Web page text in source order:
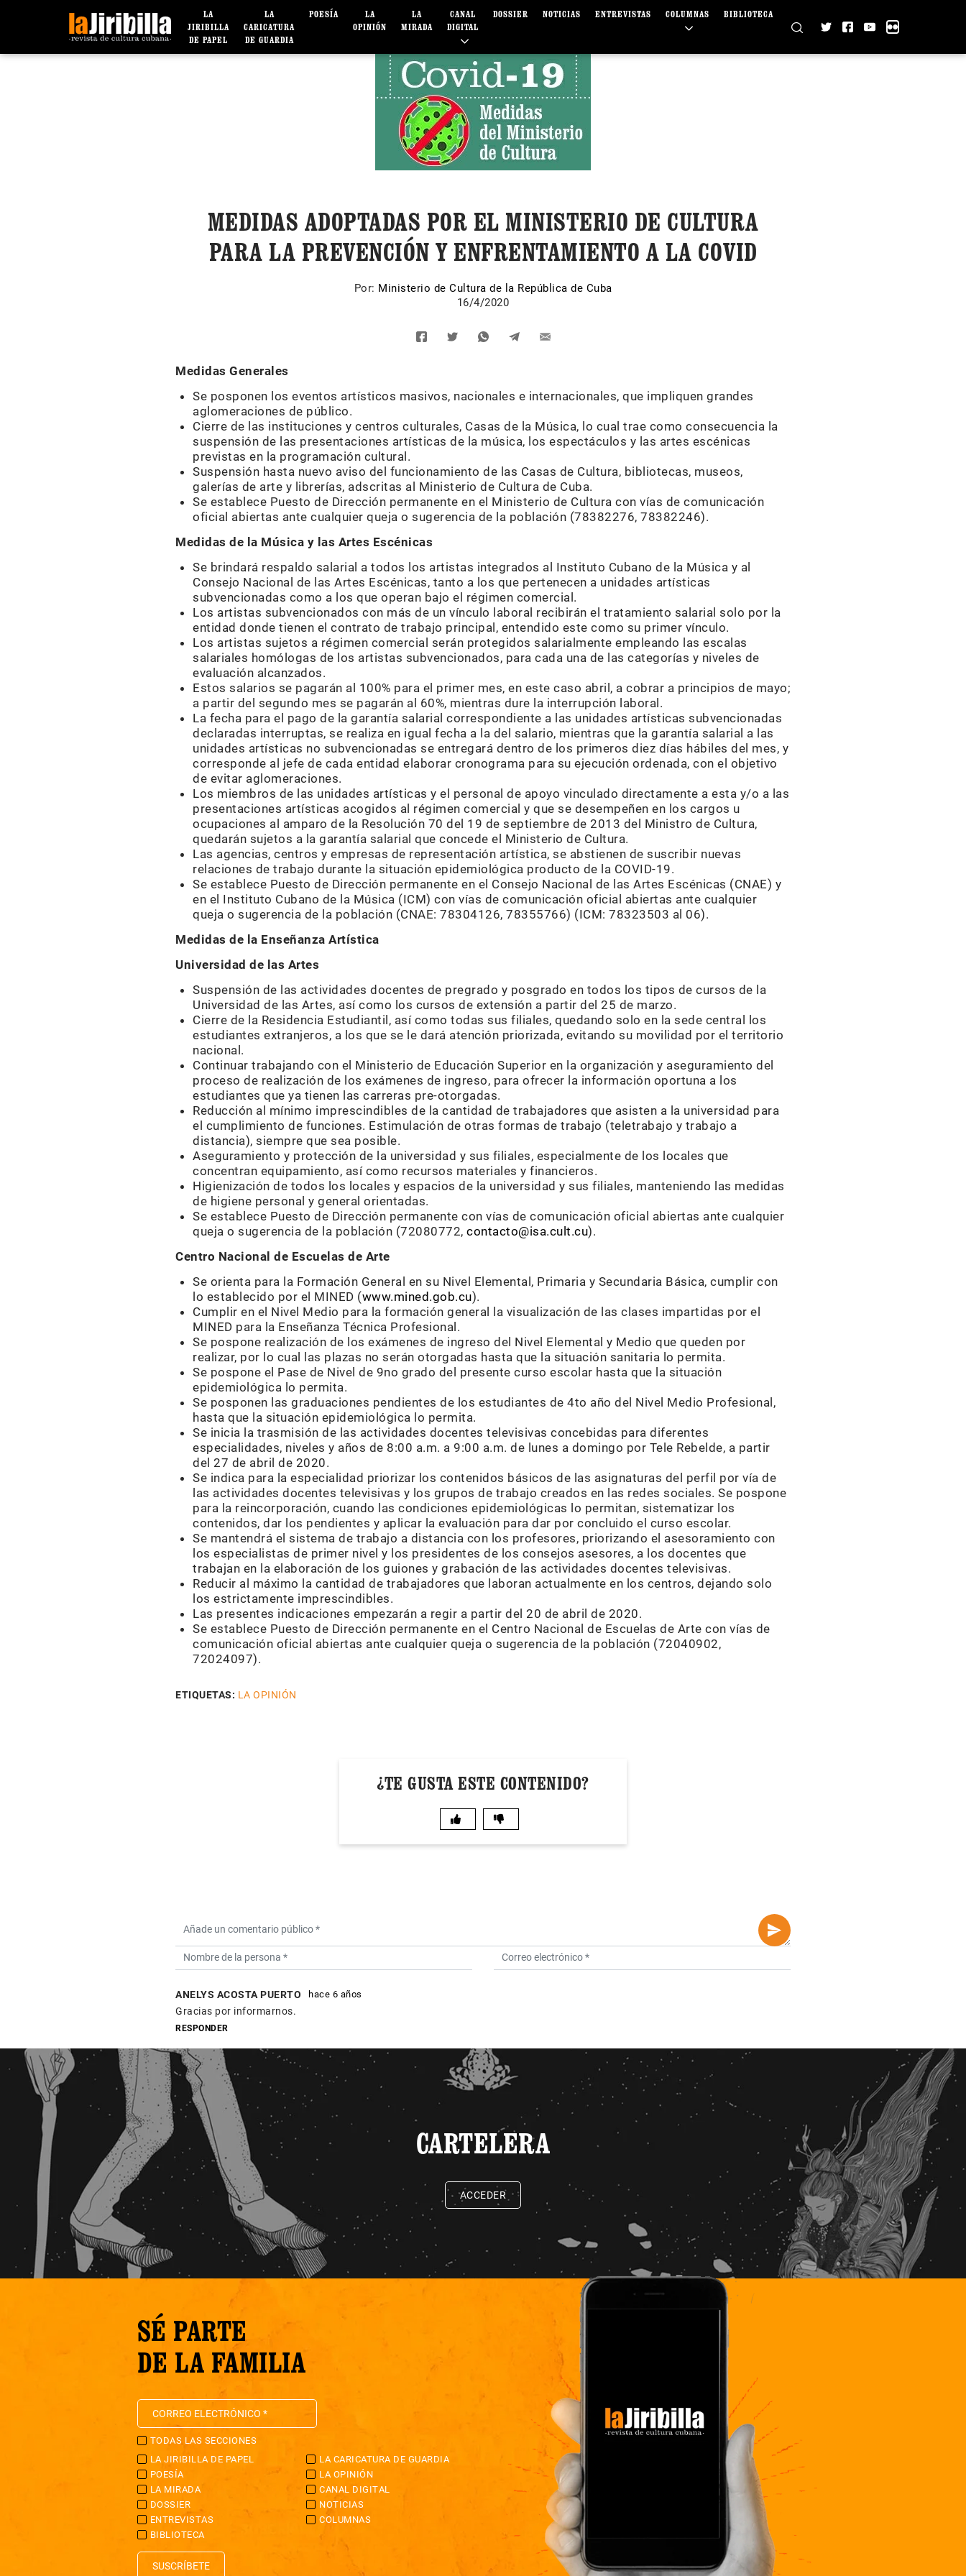
LA
JIRIBILLA
DE PAPEL
LA
CARICATURA
DE GUARDIA
POESÍA
LA
OPINIÓN
LA
MIRADA
CANAL
DIGITAL
DOSSIER NOTICIAS ENTREVISTAS COLUMNAS BIBLIOTECA
MEDIDAS ADOPTADAS POR EL MINISTERIO DE CULTURA
PARA LA PREVENCIÓN Y ENFRENTAMIENTO A LA COVID
Por: Ministerio de Cultura de la República de Cuba
16/4/2020
Medidas Generales
Se posponen los eventos artísticos masivos, nacionales e internacionales, que impliquen grandes
aglomeraciones de público.
Cierre de las instituciones y centros culturales, Casas de la Música, lo cual trae como consecuencia la
suspensión de las presentaciones artísticas de la música, los espectáculos y las artes escénicas
previstas en la programación cultural.
Suspensión hasta nuevo aviso del funcionamiento de las Casas de Cultura, bibliotecas, museos,
galerías de arte y librerías, adscritas al Ministerio de Cultura de Cuba.
Se establece Puesto de Dirección permanente en el Ministerio de Cultura con vías de comunicación
oficial abiertas ante cualquier queja o sugerencia de la población (78382276, 78382246).
Medidas de la Música y las Artes Escénicas
Se brindará respaldo salarial a todos los artistas integrados al Instituto Cubano de la Música y al
Consejo Nacional de las Artes Escénicas, tanto a los que pertenecen a unidades artísticas
subvencionadas como a los que operan bajo el régimen comercial.
Los artistas subvencionados con más de un vínculo laboral recibirán el tratamiento salarial solo por la
entidad donde tienen el contrato de trabajo principal, entendido este como su primer vínculo.
Los artistas sujetos a régimen comercial serán protegidos salarialmente empleando las escalas
salariales homólogas de los artistas subvencionados, para cada una de las categorías y niveles de
evaluación alcanzados.
Estos salarios se pagarán al 100% para el primer mes, en este caso abril, a cobrar a principios de mayo;
a partir del segundo mes se pagarán al 60%, mientras dure la interrupción laboral.
La fecha para el pago de la garantía salarial correspondiente a las unidades artísticas subvencionadas
declaradas interruptas, se realiza en igual fecha a la del salario, mientras que la garantía salarial a las
unidades artísticas no subvencionadas se entregará dentro de los primeros diez días hábiles del mes, y
corresponde al jefe de cada entidad elaborar cronograma para su ejecución ordenada, con el objetivo
de evitar aglomeraciones.
Los miembros de las unidades artísticas y el personal de apoyo vinculado directamente a esta y/o a las
presentaciones artísticas acogidos al régimen comercial y que se desempeñen en los cargos u
ocupaciones al amparo de la Resolución 70 del 19 de septiembre de 2013 del Ministro de Cultura,
quedarán sujetos a la garantía salarial que concede el Ministerio de Cultura.
Las agencias, centros y empresas de representación artística, se abstienen de suscribir nuevas
relaciones de trabajo durante la situación epidemiológica producto de la COVID-19.
Se establece Puesto de Dirección permanente en el Consejo Nacional de las Artes Escénicas (CNAE) y
en el Instituto Cubano de la Música (ICM) con vías de comunicación oficial abiertas ante cualquier
queja o sugerencia de la población (CNAE: 78304126, 78355766) (ICM: 78323503 al 06).
Medidas de la Enseñanza Artística
Universidad de las Artes
Suspensión de las actividades docentes de pregrado y posgrado en todos los tipos de cursos de la
Universidad de las Artes, así como los cursos de extensión a partir del 25 de marzo.
Cierre de la Residencia Estudiantil, así como todas sus filiales, quedando solo en la sede central los
estudiantes extranjeros, a los que se le dará atención priorizada, evitando su movilidad por el territorio
nacional.
Continuar trabajando con el Ministerio de Educación Superior en la organización y aseguramiento del
proceso de realización de los exámenes de ingreso, para ofrecer la información oportuna a los
estudiantes que ya tienen las carreras pre-otorgadas.
Reducción al mínimo imprescindibles de la cantidad de trabajadores que asisten a la universidad para
el cumplimiento de funciones. Estimulación de otras formas de trabajo (teletrabajo y trabajo a
distancia), siempre que sea posible.
Aseguramiento y protección de la universidad y sus filiales, especialmente de los locales que
concentran equipamiento, así como recursos materiales y financieros.
Higienización de todos los locales y espacios de la universidad y sus filiales, manteniendo las medidas
de higiene personal y general orientadas.
Se establece Puesto de Dirección permanente con vías de comunicación oficial abiertas ante cualquier
queja o sugerencia de la población (72080772, contacto@isa.cult.cu).
Centro Nacional de Escuelas de Arte
Se orienta para la Formación General en su Nivel Elemental, Primaria y Secundaria Básica, cumplir con
lo establecido por el MINED (www.mined.gob.cu).
Cumplir en el Nivel Medio para la formación general la visualización de las clases impartidas por el
MINED para la Enseñanza Técnica Profesional.
Se pospone realización de los exámenes de ingreso del Nivel Elemental y Medio que queden por
realizar, por lo cual las plazas no serán otorgadas hasta que la situación sanitaria lo permita.
Se pospone el Pase de Nivel de 9no grado del presente curso escolar hasta que la situación
epidemiológica lo permita.
Se posponen las graduaciones pendientes de los estudiantes de 4to año del Nivel Medio Profesional,
hasta que la situación epidemiológica lo permita.
Se inicia la trasmisión de las actividades docentes televisivas concebidas para diferentes
especialidades, niveles y años de 8:00 a.m. a 9:00 a.m. de lunes a domingo por Tele Rebelde, a partir
del 27 de abril de 2020.
Se indica para la especialidad priorizar los contenidos básicos de las asignaturas del perfil por vía de
las actividades docentes televisivas y los grupos de trabajo creados en las redes sociales. Se pospone
para la reincorporación, cuando las condiciones epidemiológicas lo permitan, sistematizar los
contenidos, dar los pendientes y aplicar la evaluación para dar por concluido el curso escolar.
Se mantendrá el sistema de trabajo a distancia con los profesores, priorizando el asesoramiento con
los especialistas de primer nivel y los presidentes de los consejos asesores, a los docentes que
trabajan en la elaboración de los guiones y grabación de las actividades docentes televisivas.
Reducir al máximo la cantidad de trabajadores que laboran actualmente en los centros, dejando solo
los estrictamente imprescindibles.
Las presentes indicaciones empezarán a regir a partir del 20 de abril de 2020.
Se establece Puesto de Dirección permanente en el Centro Nacional de Escuelas de Arte con vías de
comunicación oficial abiertas ante cualquier queja o sugerencia de la población (72040902,
72024097).
ETIQUETAS: LA OPINIÓN
¿TE GUSTA ESTE CONTENIDO?
ANELYS ACOSTA PUERTO hace 6 años
Gracias por informarnos.
RESPONDER
CARTELERA
ACCEDER
SÉ PARTE
DE LA FAMILIA
TODAS LAS SECCIONES
LA JIRIBILLA DE PAPEL
LA CARICATURA DE GUARDIA
POESÍA
LA OPINIÓN
LA MIRADA
CANAL DIGITAL
DOSSIER
NOTICIAS
ENTREVISTAS
COLUMNAS
BIBLIOTECA
SUSCRÍBETE